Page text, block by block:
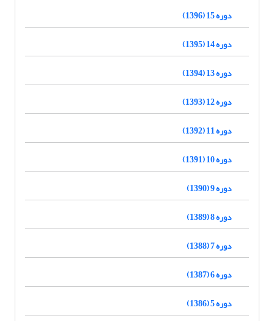
دوره 15 (1396)
دوره 14 (1395)
دوره 13 (1394)
دوره 12 (1393)
دوره 11 (1392)
دوره 10 (1391)
دوره 9 (1390)
دوره 8 (1389)
دوره 7 (1388)
دوره 6 (1387)
دوره 5 (1386)